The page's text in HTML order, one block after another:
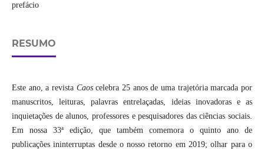
prefácio
RESUMO
Este ano, a revista Caoscelebra 25 anos de uma trajetória marcada por
manuscritos, leituras, palavras entrelaçadas, ideias inovadoras e as
inquietações de alunos, professores e pesquisadores das ciências sociais.
Em nossa 33ª edição, que também comemora o quinto ano de
publicações ininterruptas desde o nosso retorno em 2019; olhar para o